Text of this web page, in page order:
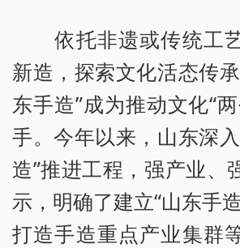
依托非遗或传统工
新造，探索文化活态传
东手造”成为推动文化“
手。今年以来，山东深
造”推进工程，强产业、
示，明确了建立“山东手造
打造手造重点产业集群